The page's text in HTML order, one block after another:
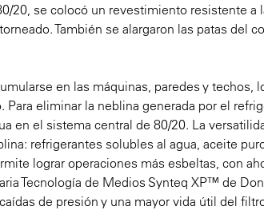
20, se colocó un revestimiento resistente a
También se alargaron las patas del
en las máquinas, paredes y techos,
eliminar la neblina generada por el
en el sistema central de 80/20. La
refrigerantes solubles al agua, aceite
lograr operaciones más esbeltas, con
Tecnología de Medios Synteq XP™ de
de presión y una mayor vida útil del